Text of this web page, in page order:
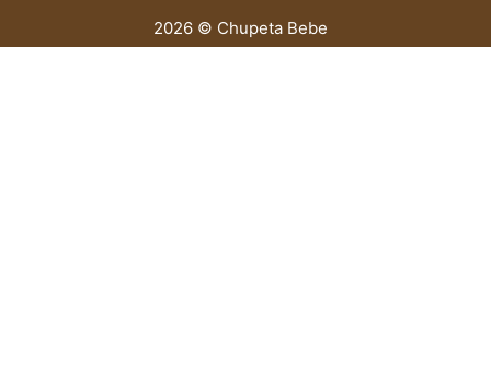
2026 © Chupeta Bebe